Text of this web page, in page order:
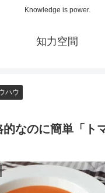
Knowledge is power.
知力空間
ハウ
なのに簡単「ト